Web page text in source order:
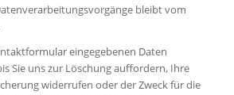
bleibt vom
eingegebenen Daten
Sie uns zur Löschung auffordern, Ihre
widerrufen oder der Zweck für die